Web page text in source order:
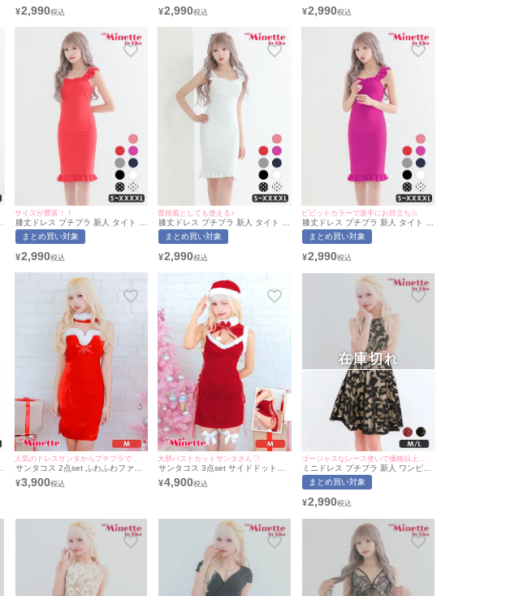
ー 黒 キャバドレス (ひなたまる着
¥2,990 ¥2,990
用/M~Lサイズ対応) | myMinette/マ
¥2,990
サイズが豊富！！
膝丈ドレス プチプラ 新人 タイト ワ
ンピース ノースリーブ 低身長 胸元
隠し 背中魅せ スクエアネック ワン
(ひなたまる着用/S〜XXXXLサイズ
まとめ買い対象
¥2,990
普段着としても使える♪
膝丈ドレス プチプラ 新人 タイト ワ
ンピース ノースリーブ 低身長 胸元
隠し 背中魅せ スクエアネック ワン
ス (ひなたまる着用/S〜XXXXLサイ
まとめ買い対象
¥2,990
ビビットカラーで派手にお目立ち☆
膝丈ドレス プチプラ 新人 タイト ワ
ンピース ノースリーブ 低身長 胸元
隠し 背中魅せ スクエアネック ワン
ス (ひなたまる着用/S〜XXXXLサイ
まとめ買い対象
¥2,990
人気のドレスサンタからプチプラで登場♡
サンタコス 2点set ふわふわファー
リボンベロアプチプラ サンタ コス
プレ ドレス [ワンピース/チョーカ
¥3,900
大胆バストカットサンタさん♡
サンタコス 3点set サイドドットレ
ースアップベロアプチプラ サンタ
コスプレ ドレス [ワンピース/Tバッ
¥4,900
ミニドレス プチプラ 新人 ワンピー
ス フレア ホルターネック セクシー
ラウンジ レース 低身長 胸元隠し 同
ドレス (ひなたまる着用/M~Lサイズ
まとめ買い対象
¥2,990
在庫切れ